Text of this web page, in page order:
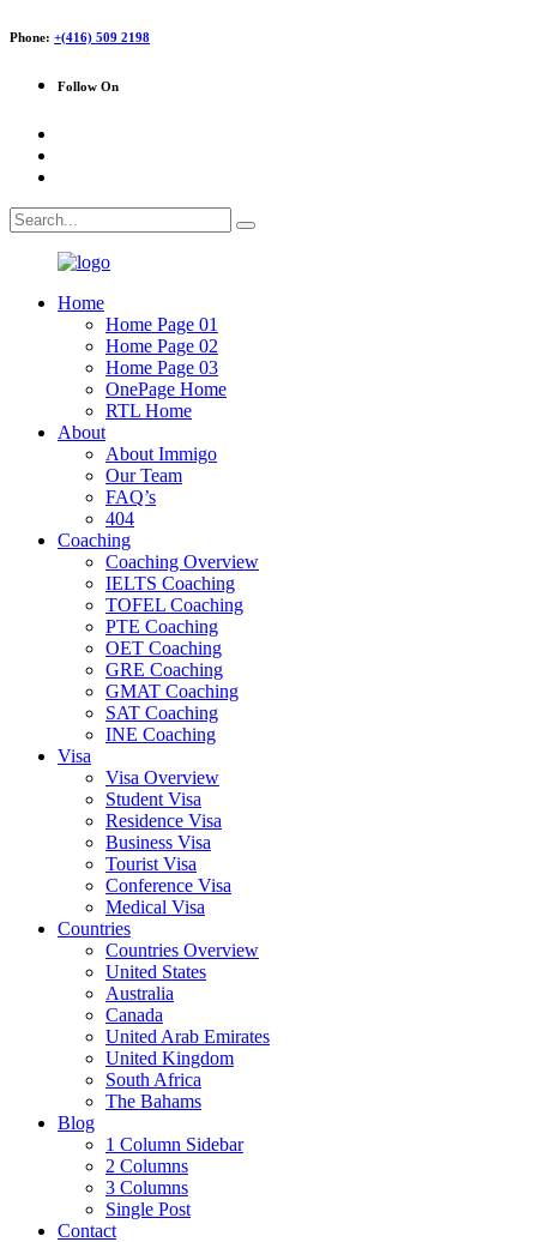
Phone: +(416) 509 2198
Follow On
Home
Home Page 01
Home Page 02
Home Page 03
OnePage Home
RTL Home
About
About Immigo
Our Team
FAQ’s
404
Coaching
Coaching Overview
IELTS Coaching
TOFEL Coaching
PTE Coaching
OET Coaching
GRE Coaching
GMAT Coaching
SAT Coaching
INE Coaching
Visa
Visa Overview
Student Visa
Residence Visa
Business Visa
Tourist Visa
Conference Visa
Medical Visa
Countries
Countries Overview
United States
Australia
Canada
United Arab Emirates
United Kingdom
South Africa
The Bahams
Blog
1 Column Sidebar
2 Columns
3 Columns
Single Post
Contact